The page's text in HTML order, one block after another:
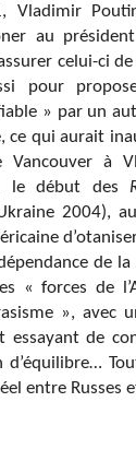
Vladimir
au
celui-ci
pour
» par un
ce qui aurait
Vancouver à
le début des
2004),
de
« forces de
», avec
essayant de
d’équilibre…
entre Russes